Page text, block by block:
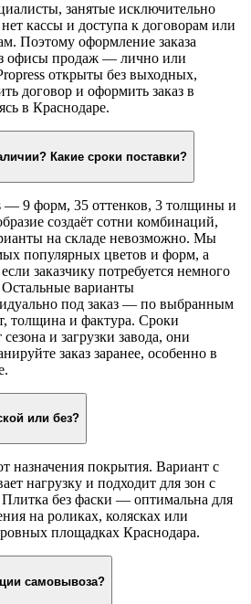
занятые исключительно
кассы и доступа к договорам или
Поэтому оформление заказа
офисы продаж — лично или
открыты без выходных,
договор и оформить заказ в
в Краснодаре.
Какие сроки поставки?
— 9 форм, 35 оттенков, 3 толщины и
создаёт сотни комбинаций,
на складе невозможно. Мы
популярных цветов и форм, а
заказчику потребуется немного
варианты
под заказ — по выбранным
толщина и фактура. Сроки
и загрузки завода, они
заказ заранее, особенно в
или без?
назначения покрытия. Вариант с
нагрузку и подходит для зон с
без фаски — оптимальна для
на роликах, колясках или
площадках Краснодара.
самовывоза?